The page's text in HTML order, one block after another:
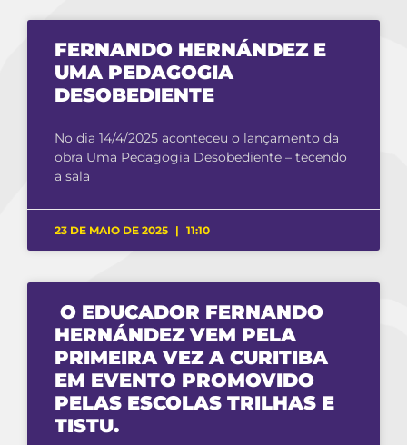
FERNANDO HERNÁNDEZ E
UMA PEDAGOGIA
DESOBEDIENTE
No dia 14/4/2025 aconteceu o lançamento da
obra Uma Pedagogia Desobediente – tecendo
a sala
23 DE MAIO DE 2025 11:10
O EDUCADOR FERNANDO
HERNÁNDEZ VEM PELA
PRIMEIRA VEZ A CURITIBA
EM EVENTO PROMOVIDO
PELAS ESCOLAS TRILHAS E
TISTU.